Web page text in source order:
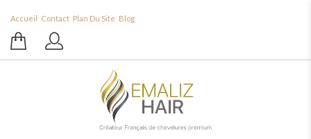
Accueil Contact Plan Du Site Blog